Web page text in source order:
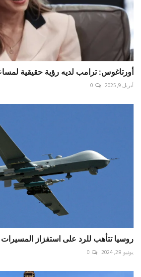
أورتاغوس: ترامب لديه رؤية حقيقية
أبريل 9, 2025 0
روسيا تتأهب للرد على استفزاز المسيرات
يونيو 28, 2024 0